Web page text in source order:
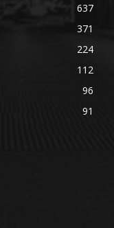
637
371
224
112
96
91